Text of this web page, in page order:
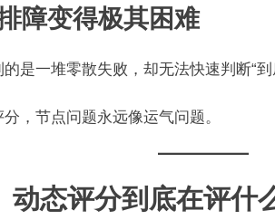
障变得极其困难
是一堆零散失败，却无法快速判断“到
，节点问题永远像运气问题。
动态评分到底在评什